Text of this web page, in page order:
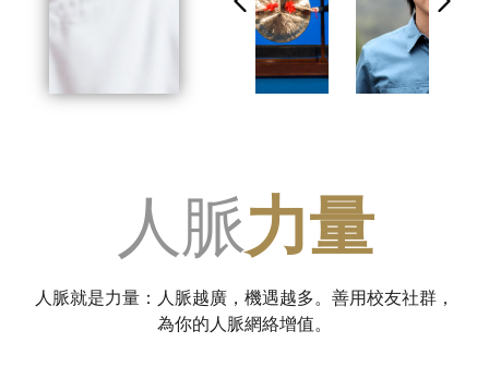
人脈力量
人脈就是力量：人脈越廣，機遇越多。善用校友社群，
為你的人脈網絡增值。